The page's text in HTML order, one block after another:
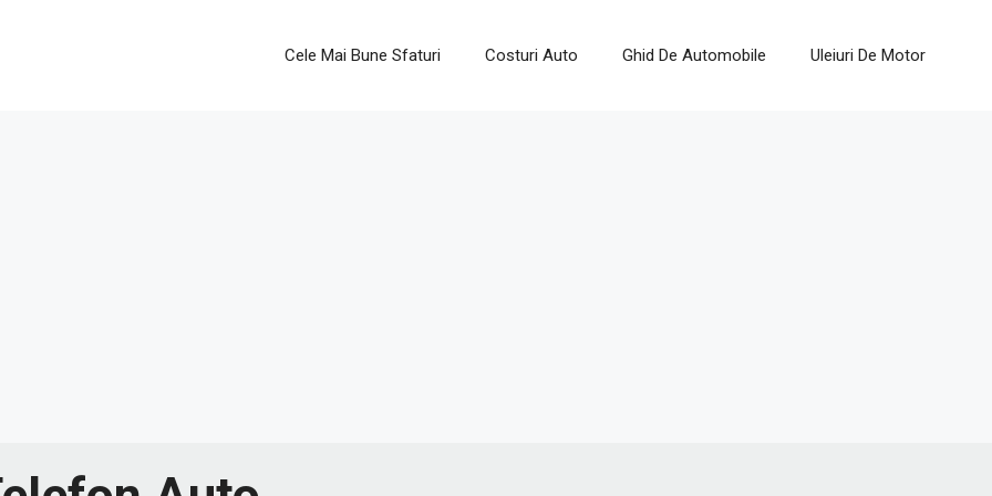
Cele Mai Bune Sfaturi Costuri Auto Ghid De Automobile Uleiuri De Motor